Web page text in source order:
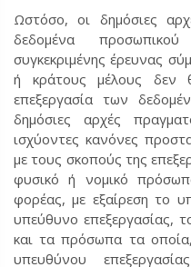
Ωστόσο, οι δημόσιες
δεδομένα
συγκεκριμένης έρευνας
ή κράτους μέλους δεν
επεξεργασία των
δημόσιες αρχές
ισχύοντες κανόνες
με τους σκοπούς της
φυσικό ή νομικό
φορέας, με εξαίρεση το
υπεύθυνο επεξεργασίας,
και τα πρόσωπα τα
υπευθύνου